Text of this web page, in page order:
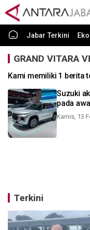
Jabar Terkini
GRAND VITARA
Kami memiliki 1 berita
Suzuki
pada
Kamis, 13
Terkini